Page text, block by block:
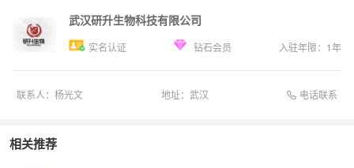
武汉研升生物科技有限公司
实名认证 钻石会员 入驻年限： 1年
联系人： 杨光文 地址： 武汉 电话联系
相关推荐